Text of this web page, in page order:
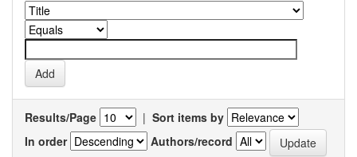
Results/Page | Sort items by
In order
Authors/record